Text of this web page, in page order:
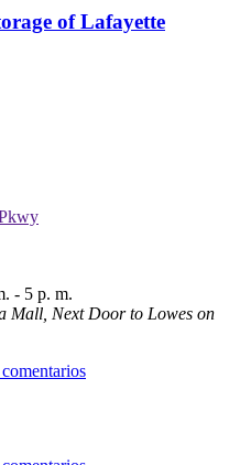
of Lafayette
- 5 p. m.
Mall, Next Door to Lowes on